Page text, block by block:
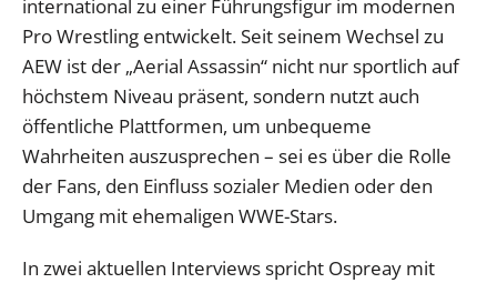
international zu einer Führungsfigur im modernen
Pro Wrestling entwickelt. Seit seinem Wechsel zu
AEW ist der „Aerial Assassin“ nicht nur sportlich auf
höchstem Niveau präsent, sondern nutzt auch
öffentliche Plattformen, um unbequeme
Wahrheiten auszusprechen – sei es über die Rolle
der Fans, den Einfluss sozialer Medien oder den
Umgang mit ehemaligen WWE-Stars.
In zwei aktuellen Interviews spricht Ospreay mit